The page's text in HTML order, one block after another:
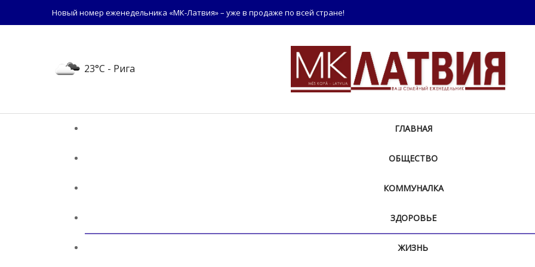
Новый номер еженедельника «МК-Латвия» – уже в продаже по всей стране!
23°C - Рига
ГЛАВНАЯ
ОБЩЕСТВО
КОММУНАЛКА
ЗДОРОВЬЕ
ЖИЗНЬ